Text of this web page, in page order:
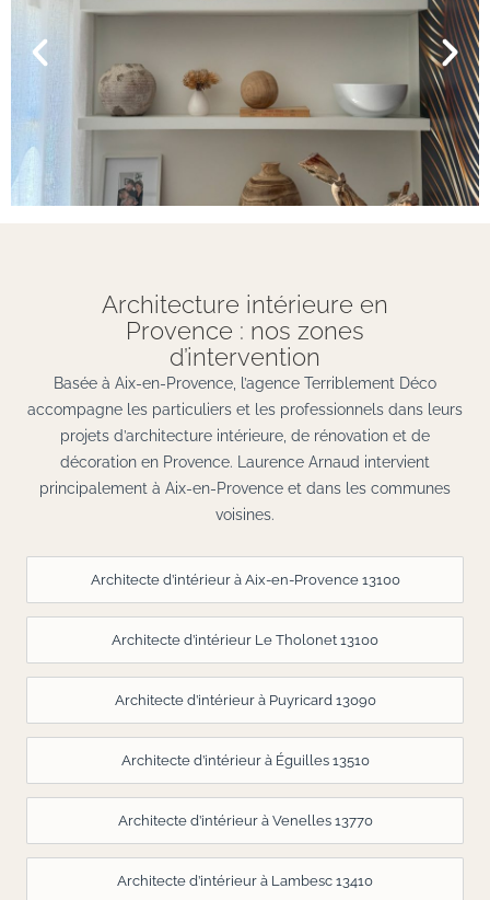
Architecture intérieure en
Provence : nos zones
d’intervention
Basée à Aix-en-Provence, l’agence Terriblement Déco
accompagne les particuliers et les professionnels dans leurs
projets d’architecture intérieure, de rénovation et de
décoration en Provence. Laurence Arnaud intervient
principalement à Aix-en-Provence et dans les communes
voisines.
Architecte d’intérieur à Aix-en-Provence 13100
Architecte d’intérieur Le Tholonet 13100
Architecte d’intérieur à Puyricard 13090
Architecte d’intérieur à Éguilles 13510
Architecte d’intérieur à Venelles 13770
Architecte d’intérieur à Lambesc 13410